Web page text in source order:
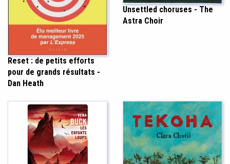
Reset : de petits efforts
pour de grands résultats -
Dan Heath
Unsettled choruses - The
Astra Choir